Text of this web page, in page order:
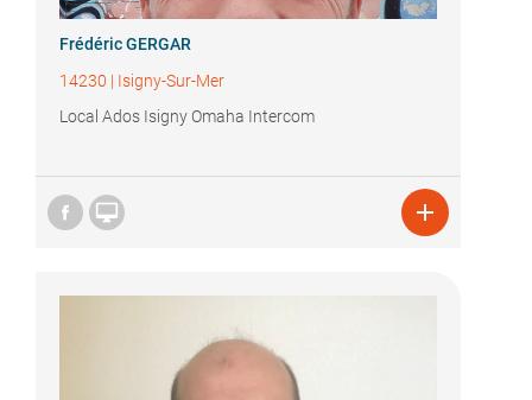
Frédéric GERGAR
14230 | Isigny-Sur-Mer
Local Ados Isigny Omaha Intercom
 